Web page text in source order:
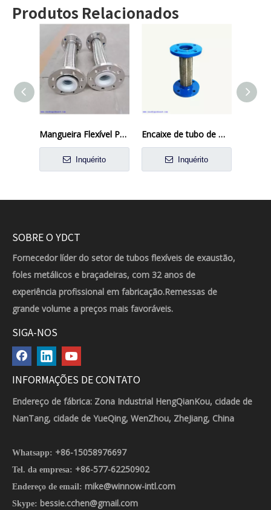
Produtos Relacionados
Mangueira Flexível PTFE
Inquérito
Encaixe de tubo de mangueira flexível
Inquérito
SOBRE O YDCT
Fornecedor líder do setor de tubos flexíveis de exaustão,
foles metálicos e braçadeiras, com 32 anos de
experiência profissional em fabricação.Remessas de
grande volume a preços mais favoráveis.
SIGA-NOS
INFORMAÇÕES DE CONTATO
Endereço de fábrica: Zona Industrial HengQianKou, cidade de
NanTang, cidade de YueQing, WenZhou, ZheJiang, China
Whatsapp: +86-15058976697
Tel. da empresa: +86-577-62250902
Endereço de email: mike@winnow-intl.com
Skype: bessie.cchen@gmail.com